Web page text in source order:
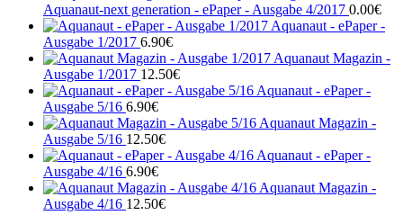
Aquanaut-next generation - ePaper - Ausgabe 4/2017 0.00€
Aquanaut - ePaper -
Ausgabe 1/2017 6.90€
Aquanaut Magazin -
Ausgabe 1/2017 12.50€
Aquanaut - ePaper -
Ausgabe 5/16 6.90€
Aquanaut Magazin -
Ausgabe 5/16 12.50€
Aquanaut - ePaper -
Ausgabe 4/16 6.90€
Aquanaut Magazin -
Ausgabe 4/16 12.50€